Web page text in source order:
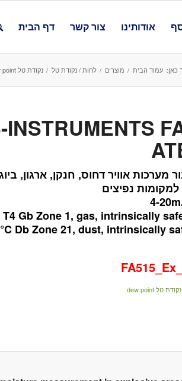
אודותינו צור קשר דף הבית
כאן: עמוד הבית / מוצרים / לחות / נקודת טל / נקודת טל dew point
מערכות אוויר דחוס, חנקן, ארגון,
Gb Zone 1, gas, intrinsically
Db Zone 21, dust, intrinsically
,נקודת טל dew point